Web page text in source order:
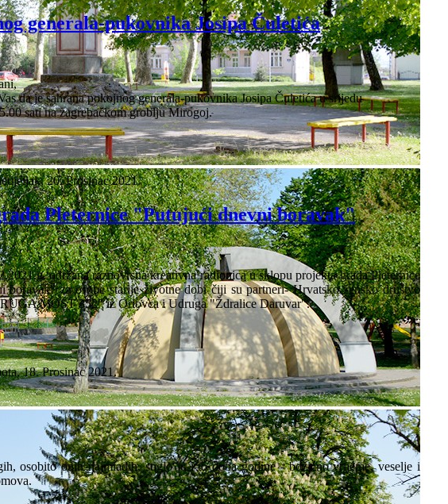
generala-pukovnika Josipa Čuletića
da je sahrana pokojnog generala-pukovnika Josipa Čuletića u srijedu
sati na zagrebačkom groblju Mirogoj.
20. Prosinac 2021.
Pleternice "Putujući dnevni boravak"
održana raznovrsna kreativna radionica u sklopu projekta grada Pleternice
boravak" za osobe starije životne dobi čiji su partneri- Hrvatsko žensko društvo
MOST 352" iz Oriovca i Udruga "Ždralice Daruvar".
18. Prosinac 2021.
osobito onih najmlađih, stiglo je i to doba godine - božićno vrijeme, veselje i